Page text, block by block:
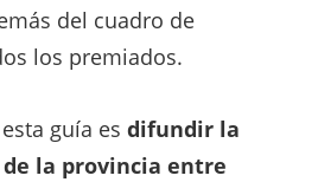
del cuadro de
los premiados.
guía es difundir la
la provincia entre